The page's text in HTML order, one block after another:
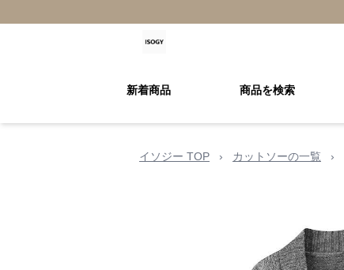
新着商品 商品を検索
イソジー TOP › カットソーの一覧 ›